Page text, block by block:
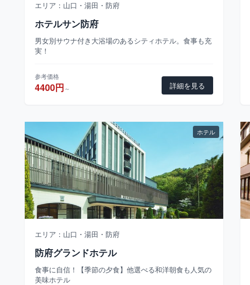
エリア：山口・湯田・防府
ホテルサン防府
男女別サウナ付き大浴場のあるシティホテル。食事も充
実！
参考価格
4400円～ 詳細を見る
ホテル
エリア：山口・湯田・防府
防府グランドホテル
食事に自信！【季節の夕食】他選べる和洋朝食も人気の
美味ホテル